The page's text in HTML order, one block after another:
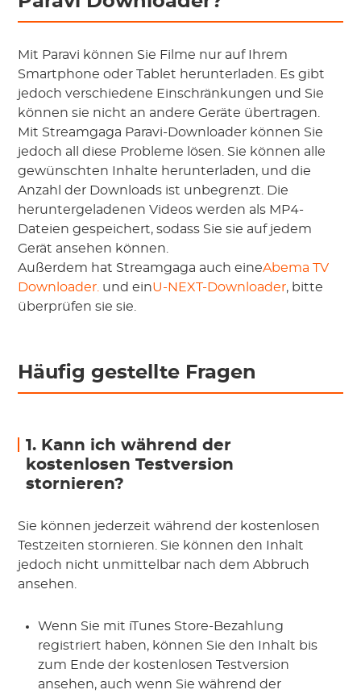
Mit Paravi können Sie Filme nur auf Ihrem
Smartphone oder Tablet herunterladen. Es gibt
jedoch verschiedene Einschränkungen und Sie
können sie nicht an andere Geräte übertragen.
Mit Streamgaga Paravi-Downloader können Sie
jedoch all diese Probleme lösen. Sie können alle
gewünschten Inhalte herunterladen, und die
Anzahl der Downloads ist unbegrenzt. Die
heruntergeladenen Videos werden als MP4-
Dateien gespeichert, sodass Sie sie auf jedem
Gerät ansehen können.
Außerdem hat Streamgaga auch eineAbema TV
Downloader. und einU-NEXT-Downloader, bitte
überprüfen sie sie.
Häufig gestellte Fragen
1. Kann ich während der
kostenlosen Testversion
stornieren?
Sie können jederzeit während der kostenlosen
Testzeiten stornieren. Sie können den Inhalt
jedoch nicht unmittelbar nach dem Abbruch
ansehen.
Wenn Sie mit iTunes Store-Bezahlung
registriert haben, können Sie den Inhalt bis
zum Ende der kostenlosen Testversion
ansehen, auch wenn Sie während der